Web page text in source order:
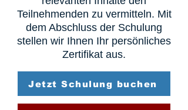
Teilnehmenden zu vermitteln. Mit
dem Abschluss der Schulung
stellen wir Ihnen Ihr persönliches
Zertifikat aus.
Jetzt Schulung buchen